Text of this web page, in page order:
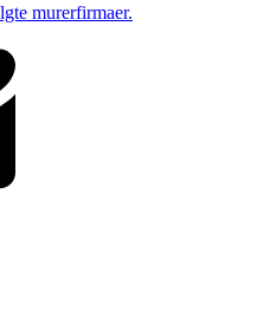
murerfirmaer.